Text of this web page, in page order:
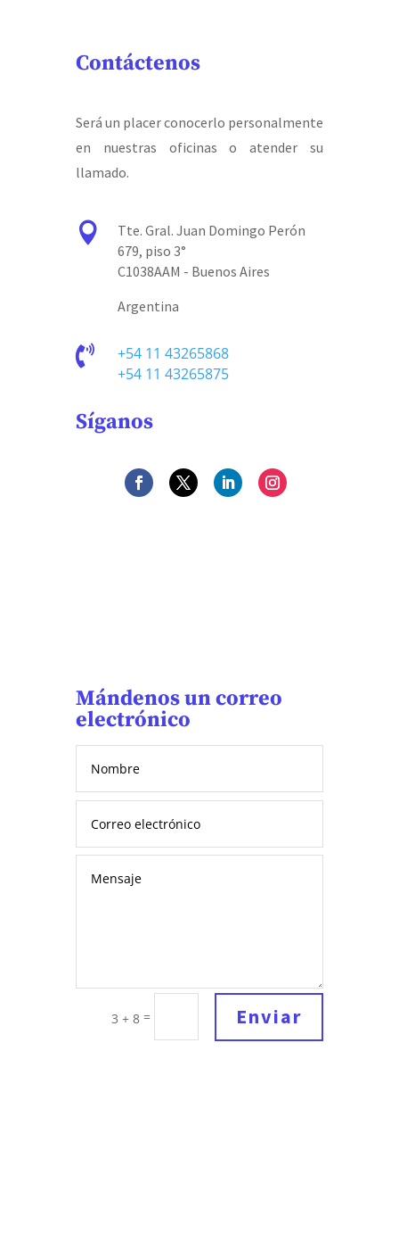
Contáctenos
Será un placer conocerlo personalmente
en nuestras oficinas o atender su
llamado.

Tte. Gral. Juan Domingo Perón
679, piso 3°
C1038AAM - Buenos Aires
Argentina

+54 11 43265868
+54 11 43265875
Síganos
Mándenos un correo
electrónico
3 + 8 = Enviar